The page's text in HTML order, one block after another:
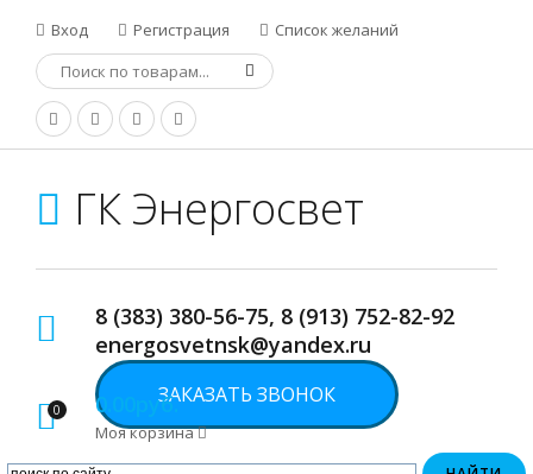
Вход Регистрация Список желаний
ГК Энергосвет
8 (383) 380-56-75, 8 (913) 752-82-92
energosvetnsk@yandex.ru
ЗАКАЗАТЬ ЗВОНОК
0 0.00руб.
Моя корзина